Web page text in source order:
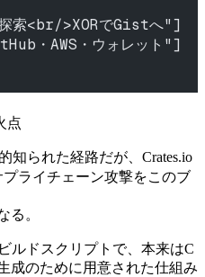
探索<br/>XORでGistへ"]
・AWS・ウォレット"]
点
知られた経路だが、Crates.io
プライチェーン攻撃をこのブ
る。
ルドスクリプトで、本来はC
成のために用意された仕組み